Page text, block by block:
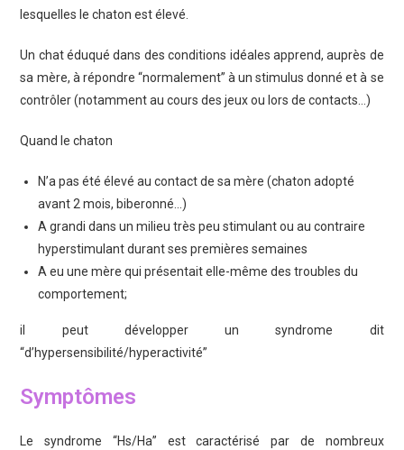
lesquelles le chaton est élevé.
Un chat éduqué dans des conditions idéales apprend, auprès de
sa mère, à répondre “normalement” à un stimulus donné et à se
contrôler (notamment au cours des jeux ou lors de contacts…)
Quand le chaton
N’a pas été élevé au contact de sa mère (chaton adopté
avant 2 mois, biberonné…)
A grandi dans un milieu très peu stimulant ou au contraire
hyperstimulant durant ses premières semaines
A eu une mère qui présentait elle-même des troubles du
comportement;
il peut développer un syndrome dit
“d’hypersensibilité/hyperactivité”
Symptômes
Le syndrome “Hs/Ha” est caractérisé par de nombreux